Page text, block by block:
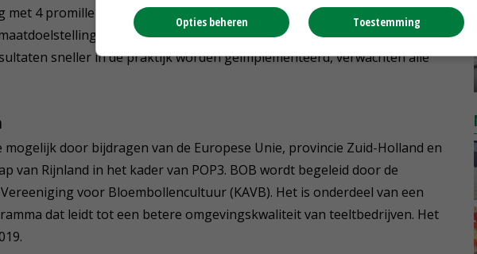
met 4 promille aan organische stof op alle landbouwgronden kan leiden
in Europa. Door telers direct te betrekken bij het
sneller in de praktijk worden geïmplementeerd, verwachten alle
door bijdragen van de Europese Unie, provincie Zuid-Holland en
van Rijnland in het kader van POP3. BOB wordt begeleid door de
voor Bloembollencultuur (KAVB). Het is onderdeel van een
dat leidt tot een betere omgevingskwaliteit van teeltbedrijven. Het
Toestemming
Opties beheren